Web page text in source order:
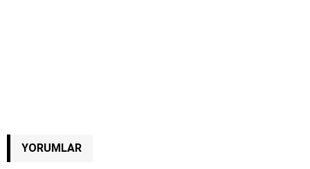
YORUMLAR